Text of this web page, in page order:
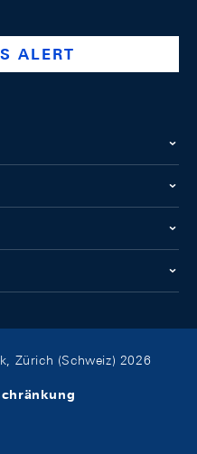
company/swiss-national-
@swissnationalbank
ALERT
Zürich (Schweiz) 2026